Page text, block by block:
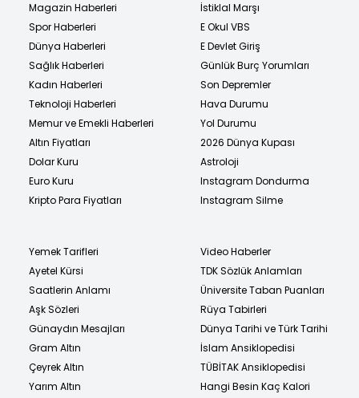
Magazin Haberleri
Spor Haberleri
Dünya Haberleri
Sağlık Haberleri
Kadın Haberleri
Teknoloji Haberleri
Memur ve Emekli Haberleri
Altın Fiyatları
Dolar Kuru
Euro Kuru
Kripto Para Fiyatları
İstiklal Marşı
E Okul VBS
E Devlet Giriş
Günlük Burç Yorumları
Son Depremler
Hava Durumu
Yol Durumu
2026 Dünya Kupası
Astroloji
Instagram Dondurma
Instagram Silme
Yemek Tarifleri
Ayetel Kürsi
Saatlerin Anlamı
Aşk Sözleri
Günaydın Mesajları
Gram Altın
Çeyrek Altın
Yarım Altın
Video Haberler
TDK Sözlük Anlamları
Üniversite Taban Puanları
Rüya Tabirleri
Dünya Tarihi ve Türk Tarihi
İslam Ansiklopedisi
TÜBİTAK Ansiklopedisi
Hangi Besin Kaç Kalori